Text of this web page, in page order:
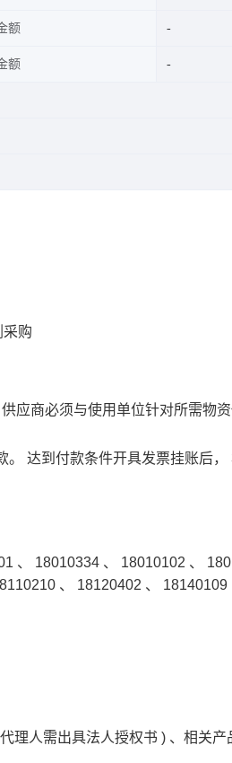
额
额
采购
应商必须与使用单位针对所需物
。 达到付款条件开具发票挂账后，
、 18010334 、 18010102 、
、 18120402 、 18140109
理人需出具法人授权书 ) 、相关产